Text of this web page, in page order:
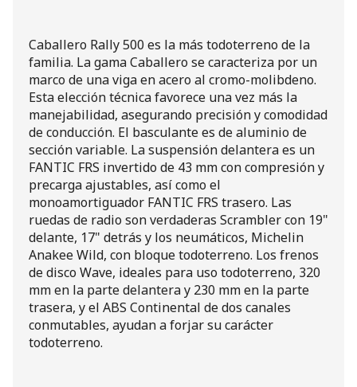
Caballero Rally 500 es la más todoterreno de la
familia. La gama Caballero se caracteriza por un
marco de una viga en acero al cromo-molibdeno.
Esta elección técnica favorece una vez más la
manejabilidad, asegurando precisión y comodidad
de conducción. El basculante es de aluminio de
sección variable. La suspensión delantera es un
FANTIC FRS invertido de 43 mm con compresión y
precarga ajustables, así como el
monoamortiguador FANTIC FRS trasero. Las
ruedas de radio son verdaderas Scrambler con 19"
delante, 17" detrás y los neumáticos, Michelin
Anakee Wild, con bloque todoterreno. Los frenos
de disco Wave, ideales para uso todoterreno, 320
mm en la parte delantera y 230 mm en la parte
trasera, y el ABS Continental de dos canales
conmutables, ayudan a forjar su carácter
todoterreno.